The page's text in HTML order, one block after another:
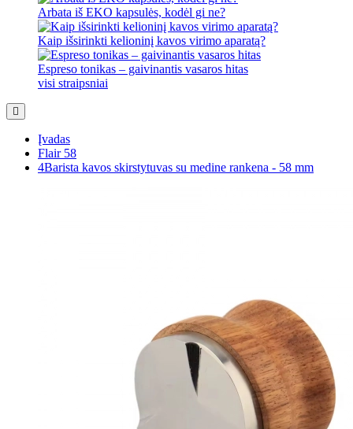
Arbata iš EKO kapsulės, kodėl gi ne?
Kaip išsirinkti kelioninį kavos virimo aparatą?
Espreso tonikas – gaivinantis vasaros hitas
visi straipsniai
Įvadas
Flair 58
4Barista kavos skirstytuvas su medine rankena - 58 mm